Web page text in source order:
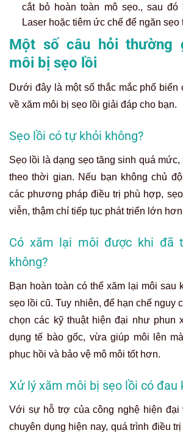
cắt bỏ hoàn toàn mô sẹo., sau đó
Laser hoặc tiêm ức chế để ngăn sẹo
Một số câu hỏi thường
môi bị sẹo lồi
Dưới đây là một số thắc mắc phổ biến
về xăm môi bị sẹo lồi giải đáp cho bạn.
Sẹo lồi có tự khỏi không?
Sẹo lồi là dạng sẹo tăng sinh quá
theo thời gian. Nếu bạn không chủ
các phương pháp điều trị phù hợp,
viễn, thậm chí tiếp tục phát triển lớn
Có xăm lại môi được khi đã
không?
Bạn hoàn toàn có thể xăm lại môi sau
sẹo lồi cũ. Tuy nhiên, để hạn chế nguy
chọn các kỹ thuật hiện đại như phun
dụng tế bào gốc, vừa giúp môi lên
phục hồi và bảo vệ mô môi tốt hơn.
Xử lý xăm môi bị sẹo lồi có đau
Với sự hỗ trợ của công nghệ hiện đại
chuyên dụng hiện nay, quá trình điều